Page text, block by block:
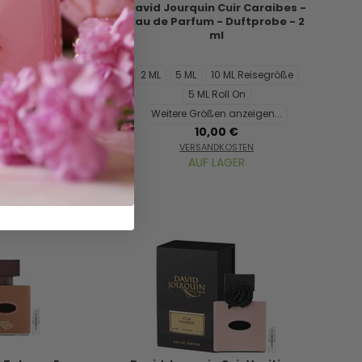
Altesse -
- 2
Reisegröße
David Jourquin Cuir Caraibes -
Eau de Parfum - Duftprobe - 2
ml
2 ML 5 ML
10 ML Reisegröße
5 ML Roll On
Weitere Größen anzeigen...
10,00 €
VERSANDKOSTEN
AUF LAGER